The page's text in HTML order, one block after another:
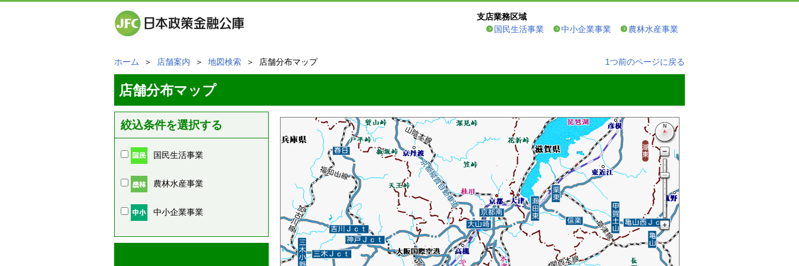
支店業務区域
国民生活事業
中小企業事業 農林水産事業
ホーム ＞ 店舗案内 ＞ 地図検索 ＞ 店舗分布マップ 1つ前のページに戻る
店舗分布マップ
絞込条件を選択する
国民生活事業
農林水産事業
中小企業事業